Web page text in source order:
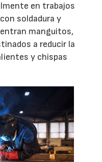
en trabajos
soldadura y
manguitos,
a reducir la
y chispas